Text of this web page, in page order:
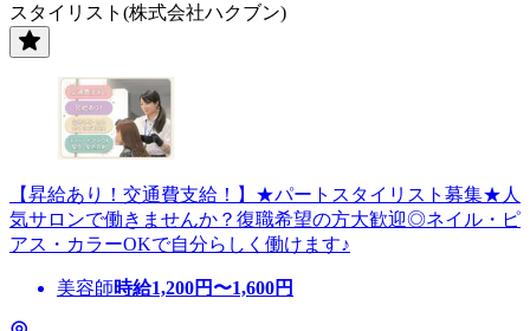
スタイリスト(株式会社ハクブン)
【昇給あり！交通費支給！】★パートスタイリスト募集★人
気サロンで働きませんか？復職希望の方大歓迎◎ネイル・ピ
アス・カラーOKで自分らしく働けます♪
美容師時給1,200円〜1,600円